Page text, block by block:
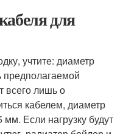
для
учтите: диаметр
предполагаемой
всего лишь о
кабелем, диаметр
Если нагрузку будут